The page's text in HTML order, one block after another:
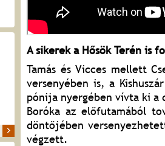
A sikerek a Hősök Terén is
Tamás és Vicces mellett
versenyében is, a Kishuszár
pónija nyergében vívta ki
Boróka az előfutamából
döntőjében
végzett.